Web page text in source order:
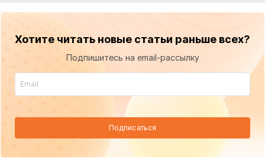
Хотите читать новые статьи раньше всех?
Подпишитесь на email-рассылку
Подписаться